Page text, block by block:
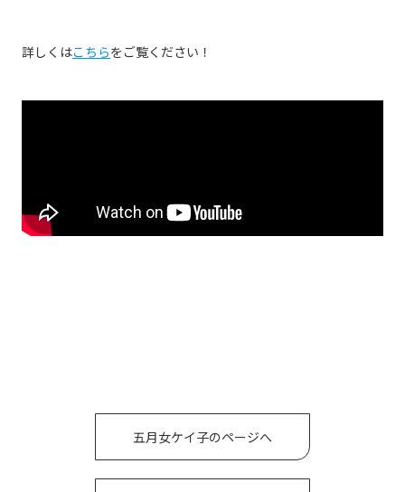
詳しくはこちらをご覧ください！
五月女ケイ子のページへ